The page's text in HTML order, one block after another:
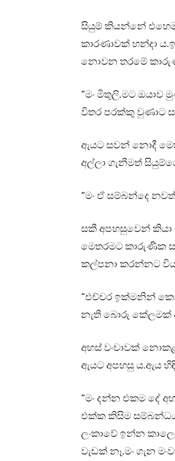
සියුම් කියන්නේ
කාරණාවක් හන්දා
නොවන තරමේ
“මං මිතුලි.මට
විතර පරක්කු වුණාට
ඇයට සවන් නොදී
අල්ලා ගැනීමත්
“මං ඒ සම්බන්දෙ
සකී අපහසුවෙන්
මෙතරමට කාරුණික
කල්පනා කරන්නට
“එච්චර ඉක්මනින්
නැති බොරු කේලමක්
අහස් වංචාවක්
ඇයට අපහසු ය.ඇය
“මං දන්න එකම දේ
එක්ක කිසිම
ලංකාවේ ඉන්න
වැඩක් නෑ.මං ගැන